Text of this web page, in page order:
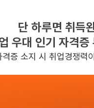
찾으시는 조건의 일자리가 없
더욱더 노력하는 케어파트너가
단 하루면 취득
우대 인기 자격증
격증 소지 시 취업경쟁력